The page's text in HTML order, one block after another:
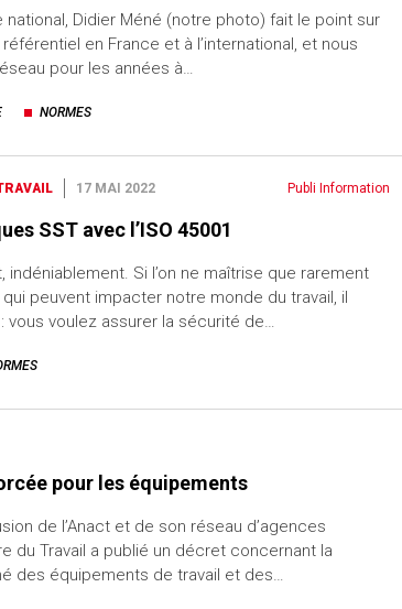
Didier Méné (notre photo) fait le point sur
en France et à l’international, et nous
pour les années à…
NORMES
17 MAI 2022 Publi Information
SST avec l’ISO 45001
Si l’on ne maîtrise que rarement
peuvent impacter notre monde du travail, il
voulez assurer la sécurité de…
pour les équipements
de l’Anact et de son réseau d’agences
du Travail a publié un décret concernant la
des équipements de travail et des…